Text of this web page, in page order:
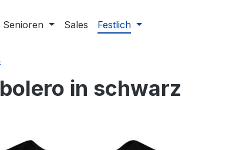
Senioren Sales Festlich
in schwarz